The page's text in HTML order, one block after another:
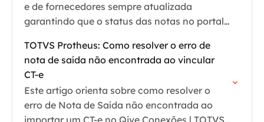
e de fornecedores sempre atualizada
garantindo que o status das notas no portal
dentro do seu ERP TOTVS…
TOTVS Protheus: Como resolver o erro de
nota de saída não encontrada ao vincular
CT-e
Este artigo orienta sobre como resolver o
erro de Nota de Saída não encontrada ao
importar um CT-e no Qive Conexões | TOTVS